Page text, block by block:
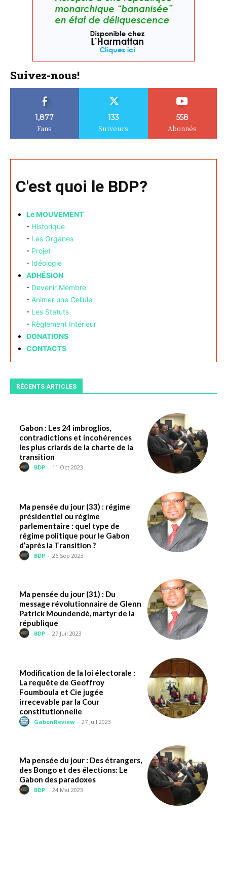
Suivez-nous!
1,877
Fans
133
Suiveurs
558
Abonnés
C'est quoi le BDP?
Le MOUVEMENT
- Historique
- Les Organes
- Projet
- Idéologie
ADHÉSION
- Devenir Membre
- Animer une Cellule
- Les Statuts
- Règlement Intérieur
DONATIONS
CONTACTS
RÉCENTS ARTICLES
Gabon : Les 24 imbroglios,
contradictions et incohérences
les plus criards de la charte de la
transition
BDP - 11 Oct 2023
Ma pensée du jour (33) : régime
présidentiel ou régime
parlementaire : quel type de
régime politique pour le Gabon
d’après la Transition ?
BDP - 26 Sep 2023
Ma pensée du jour (31) : Du
message révolutionnaire de Glenn
Patrick Moundendé, martyr de la
république
BDP - 27 Juil 2023
Modification de la loi électorale :
La requête de Geoffroy
Foumboula et Cie jugée
irrecevable par la Cour
constitutionnelle
GabonReview - 27 Juil 2023
Ma pensée du jour : Des étrangers,
des Bongo et des élections: Le
Gabon des paradoxes
BDP - 24 Mai 2023